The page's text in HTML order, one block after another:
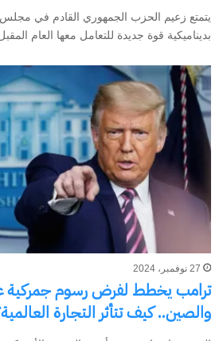
يتمتع زعيم الحزب الجمهوري القادم في
بديناميكية قوة جديدة للتعامل معها العام
27 نوفمبر، 2024
ترامب يخطط لفرض رسوم جمركية
والصين.. كيف تتأثر التجارة